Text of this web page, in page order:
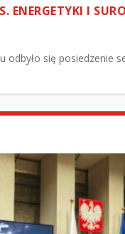
ENERGETYKI I
odbyło się posiedzenie